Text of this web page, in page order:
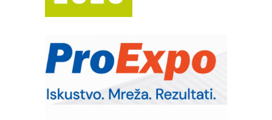
IB BLUMENAUER - više od 40 godina
poverenja u industriji
RMQ-TITAN ADVANCED INDICATOR
– Pametna signalizacija za efikasnije
upravljanje mašinama